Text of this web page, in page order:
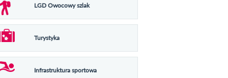
LGD Owocowy szlak
Turystyka
Infrastruktura sportowa